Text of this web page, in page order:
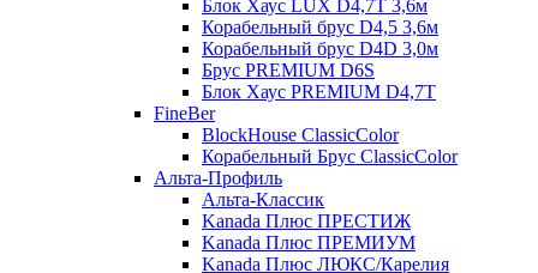
Блок Хаус LUX D4,7T 3,6м
Корабельный брус D4,5 3,6м
Корабельный брус D4D 3,0м
Брус PREMIUM D6S
Блок Хаус PREMIUM D4,7T
FineBer
BlockHouse ClassicColor
Корабельный Брус ClassicColor
Альта-Профиль
Альта-Классик
Kanada Плюс ПРЕСТИЖ
Kanada Плюс ПРЕМИУМ
Kanada Плюс ЛЮКС/Карелия